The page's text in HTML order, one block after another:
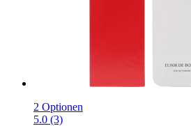
2 Optionen
5.0 (3)